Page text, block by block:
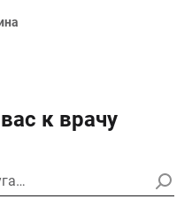
к врачу